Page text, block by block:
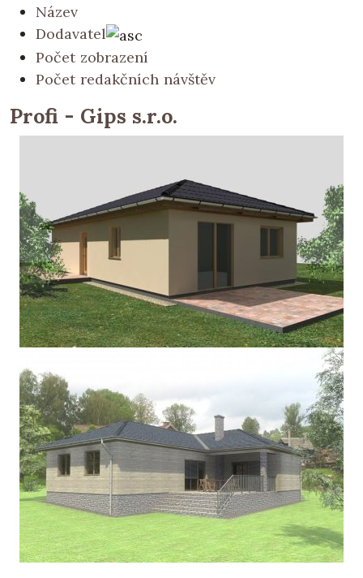
Název
Dodavatel
Počet zobrazení
Počet redakčních návštěv
Profi - Gips s.r.o.